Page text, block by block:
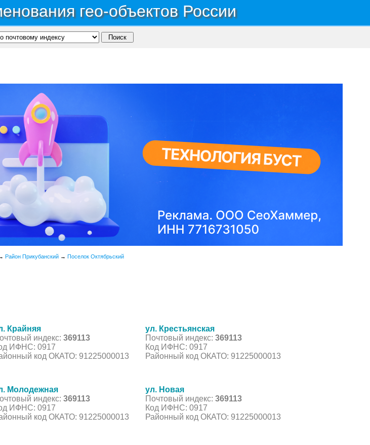
гео-объектов России
Район Прикубанский → Поселок Октябрьский
Крайняя
индекс: 369113
ИФНС: 0917
код ОКАТО: 91225000013
ул. Крестьянская
Почтовый индекс: 369113
Код ИФНС: 0917
Районный код ОКАТО: 91225000013
Молодежная
индекс: 369113
ИФНС: 0917
код ОКАТО: 91225000013
ул. Новая
Почтовый индекс: 369113
Код ИФНС: 0917
Районный код ОКАТО: 91225000013